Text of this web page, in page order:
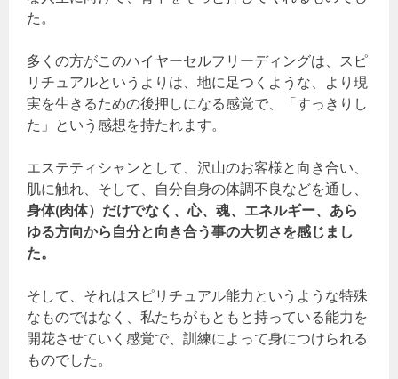
た。
多くの方がこのハイヤーセルフリーディングは、スピ
リチュアルというよりは、地に足つくような、より現
実を生きるための後押しになる感覚で、「すっきりし
た」という感想を持たれます。
エステティシャンとして、沢山のお客様と向き合い、
肌に触れ、そして、自分自身の体調不良などを通し、
身体(肉体）だけでなく、心、魂、エネルギー、あら
ゆる方向から自分と向き合う事の大切さを感じまし
た。
そして、それはスピリチュアル能力というような特殊
なものではなく、私たちがもともと持っている能力を
開花させていく感覚で、訓練によって身につけられる
ものでした。